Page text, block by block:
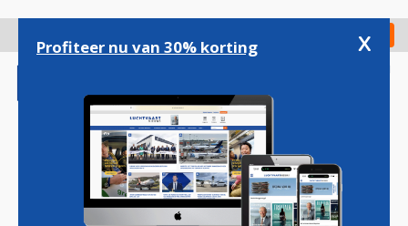
gaan
Check in
Magazine Podcasts Vacatures
Profiteer nu van 30% korting x